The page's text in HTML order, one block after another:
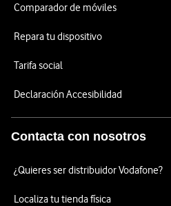
Comparador de móviles
Repara tu dispositivo
Tarifa social
Declaración Accesibilidad
Contacta con nosotros
¿Quieres ser distribuidor Vodafone?
Localiza tu tienda física